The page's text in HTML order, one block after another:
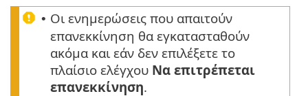
• Οι ενημερώσεις που απαιτούν
επανεκκίνηση θα εγκατασταθούν
ακόμα και εάν δεν επιλέξετε το
πλαίσιο ελέγχου Να επιτρέπεται
επανεκκίνηση.